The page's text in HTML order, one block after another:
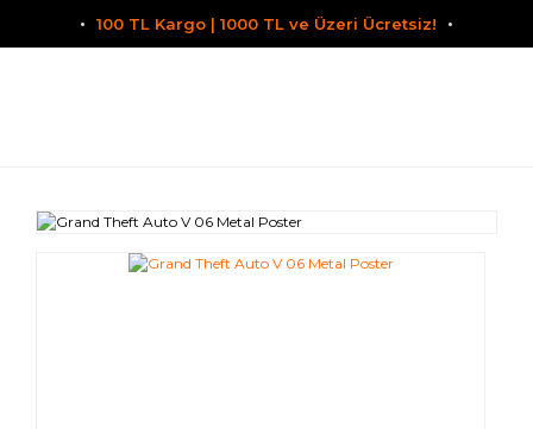
100 TL Kargo | 1000 TL ve Üzeri Ücretsiz!